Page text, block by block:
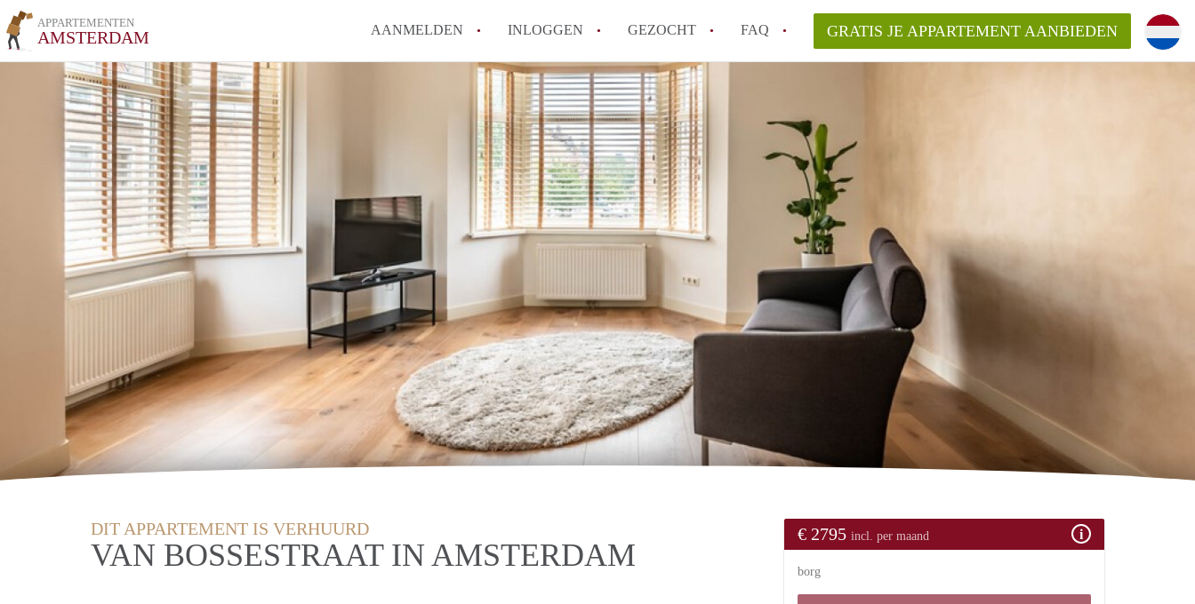
APPARTEMENTEN
AMSTERDAM AANMELDEN INLOGGEN GEZOCHT FAQ
Wat is de Wet Betaalbare Huur en wat betekent die voor mij als huurder in
Amsterdam?
Wat zijn de voordelen van het huren van een appartement in Amsterdam?
Hoe vind je een goedkoop appartement in Amsterdam?
Wat zijn de verplichtingen van een verhuurder van een huur appartement?
Kan je beter een appartement huren of kopen in Amsterdam?
GRATIS JE APPARTEMENT AANBIEDEN
DIT APPARTEMENT IS VERHUURD
VAN BOSSESTRAAT IN AMSTERDAM
€ 2795 incl. per maand
borg